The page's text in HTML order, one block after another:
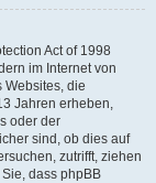
Act of 1998
im Internet von
Websites, die
Jahren erheben,
oder der
sind, ob dies auf
zutrifft, ziehen
dass phpBB